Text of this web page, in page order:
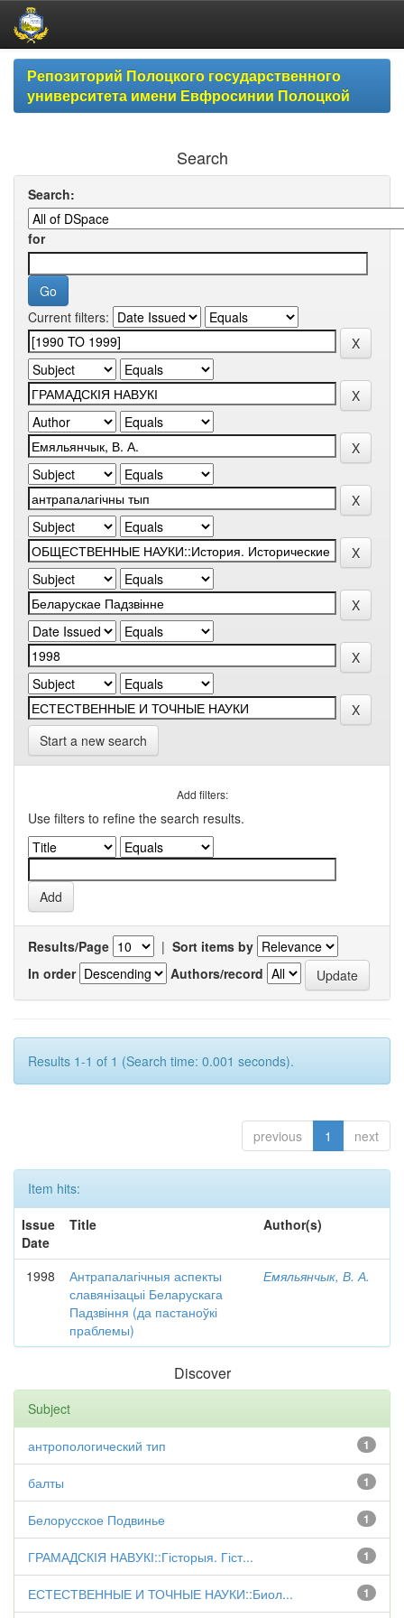
Skip
navigationРепозиторий Полоцкого государственного
университета имени Евфросинии Полоцкой
Search
Search:
for
Current filters:
Start a new search
Add filters:
Use filters to refine the search results.
Results/Page | Sort items by
In order
Authors/record
Results 1-1 of 1 (Search time: 0.001 seconds).
previous 1 next
Item hits:
Issue
Date
Title Author(s)
1998
Антрапалагічныя аспекты
славянізацыі Беларускага
Падзвіння (да пастаноўкі
праблемы)
Емяльянчык, В. А.
Discover
Subject
1
антропологический тип
1
балты
1
Белорусское Подвинье
1
ГРАМАДСКІЯ НАВУКІ::Гісторыя. Гіст...
1
ЕСТЕСТВЕННЫЕ И ТОЧНЫЕ НАУКИ::Биол...